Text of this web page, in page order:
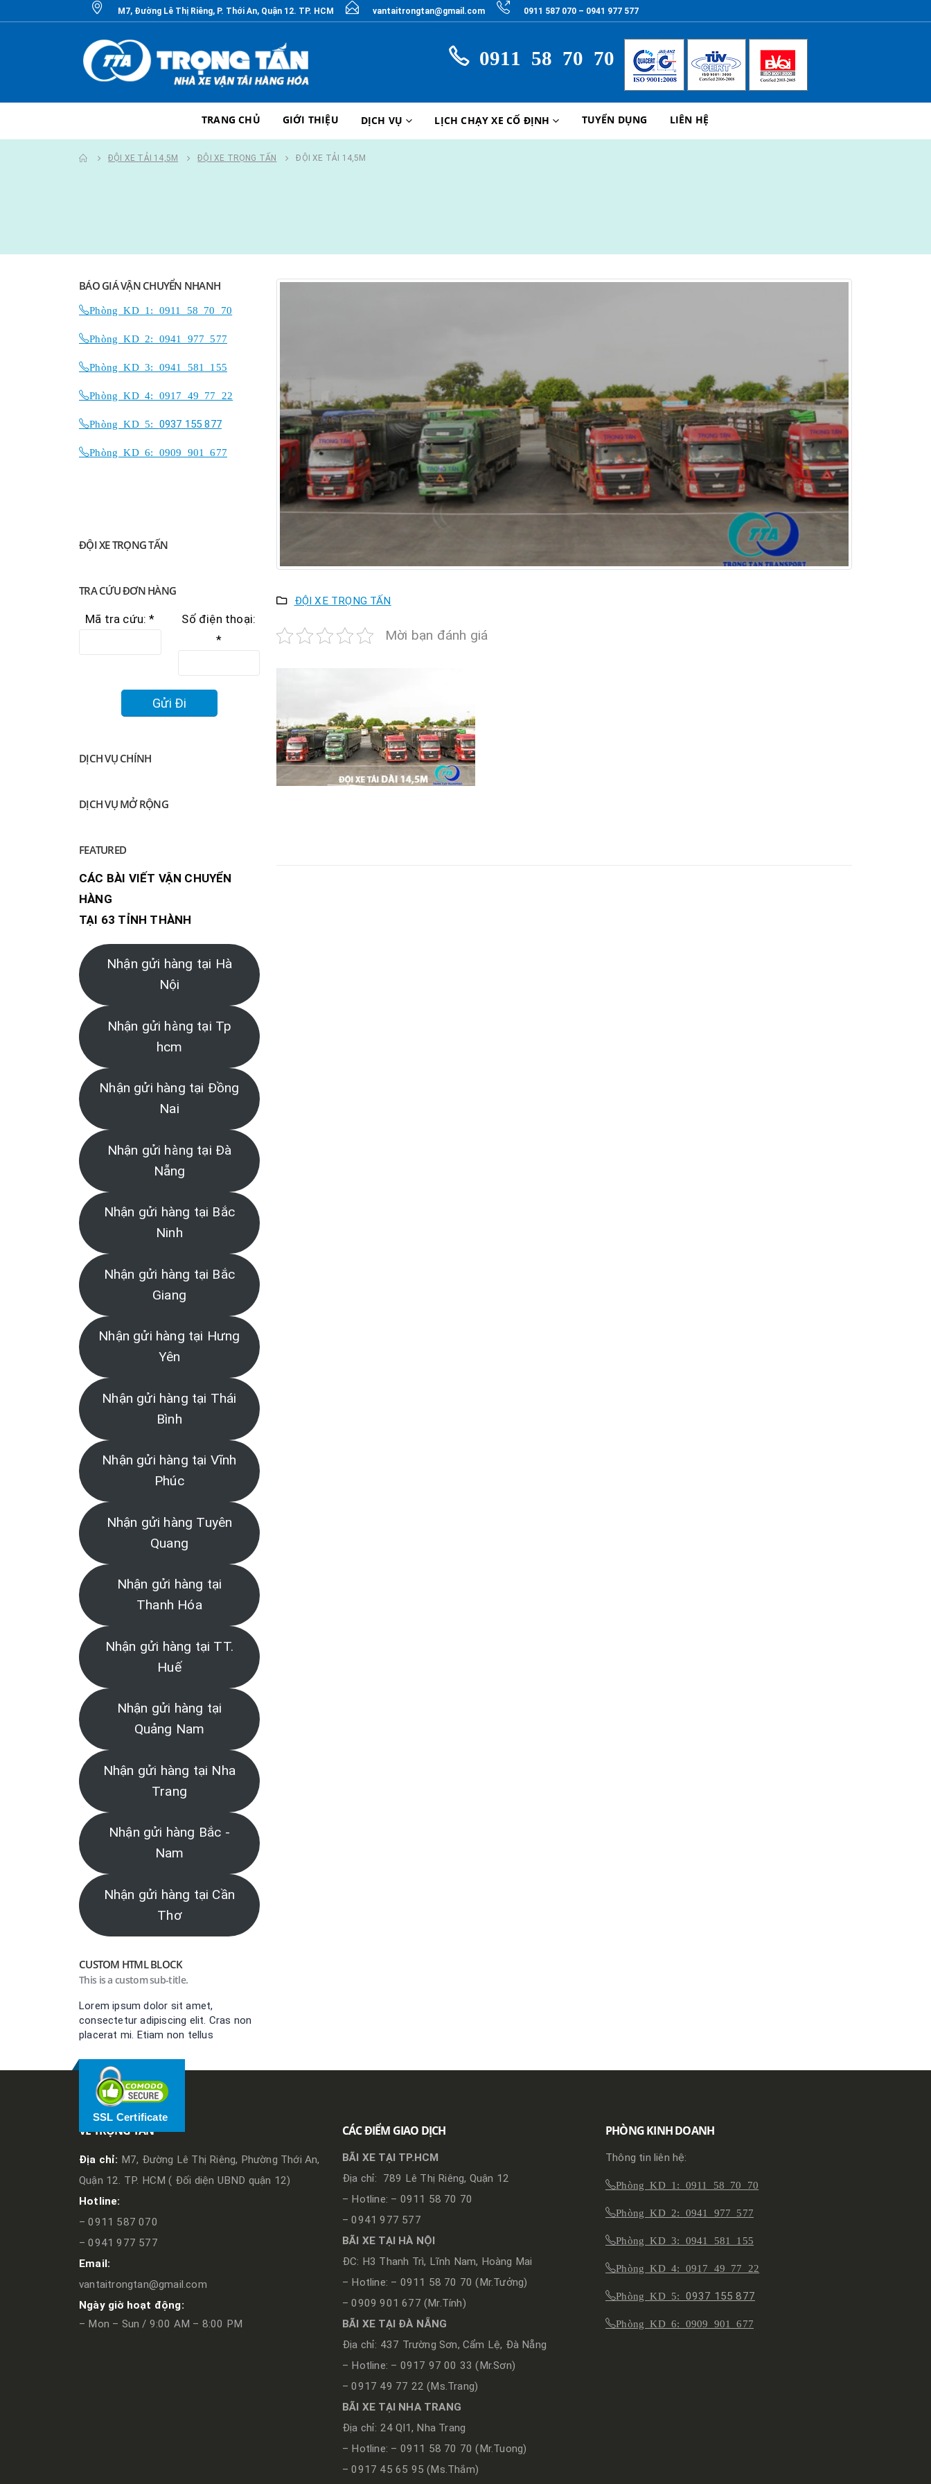
M7, Đường Lê Thị Riêng, P. Thới An, Quận 12. TP. HCM vantaitrongtan@gmail.com 0911 587 070 – 0941 977 577
0911 58 70 70
TRANG CHỦ GIỚI THIỆU DỊCH VỤ LỊCH CHẠY XE CỐ ĐỊNH TUYỂN DỤNG LIÊN HỆ
ĐỘI XE TẢI 14,5M ĐỘI XE TRỌNG TẤN ĐỘI XE TẢI 14,5M
ĐỘI XE TRỌNG TẤN
Mời bạn đánh giá
BÁO GIÁ VẬN CHUYỂN NHANH
Phòng KD 1: 0911 58 70 70
Phòng KD 2: 0941 977 577
Phòng KD 3: 0941 581 155
Phòng KD 4: 0917 49 77 22
Phòng KD 5: 0937 155 877
Phòng KD 6: 0909 901 677
ĐỘI XE TRỌNG TẤN
TRA CỨU ĐƠN HÀNG
Mã tra cứu: *
Số điện thoại:
*
DỊCH VỤ CHÍNH
DỊCH VỤ MỞ RỘNG
FEATURED
CÁC BÀI VIẾT VẬN CHUYỂN
HÀNG
TẠI 63 TỈNH THÀNH
Nhận gửi hàng tại Hà
Nội
Nhận gửi hàng tại Tp
hcm
Nhận gửi hàng tại Đồng
Nai
Nhận gửi hàng tại Đà
Nẵng
Nhận gửi hàng tại Bắc
Ninh
Nhận gửi hàng tại Bắc
Giang
Nhận gửi hàng tại Hưng
Yên
Nhận gửi hàng tại Thái
Bình
Nhận gửi hàng tại Vĩnh
Phúc
Nhận gửi hàng Tuyên
Quang
Nhận gửi hàng tại
Thanh Hóa
Nhận gửi hàng tại TT.
Huế
Nhận gửi hàng tại
Quảng Nam
Nhận gửi hàng tại Nha
Trang
Nhận gửi hàng Bắc -
Nam
Nhận gửi hàng tại Cần
Thơ
CUSTOM HTML BLOCK
This is a custom sub-title.
Lorem ipsum dolor sit amet,
consectetur adipiscing elit. Cras non
placerat mi. Etiam non tellus
SSL Certificate
VỀ TRỌNG TẤN
Địa chỉ: M7, Đường Lê Thị Riêng, Phường Thới An,
Quận 12. TP. HCM ( Đối diện UBND quận 12)
Hotline:
– 0911 587 070
– 0941 977 577
Email:
vantaitrongtan@gmail.com
Ngày giờ hoạt động:
– Mon – Sun / 9:00 AM – 8:00 PM
CÁC ĐIỂM GIAO DỊCH
BÃI XE TẠI TP.HCM
Địa chỉ: 789 Lê Thị Riêng, Quận 12
– Hotline: – 0911 58 70 70
– 0941 977 577
BÃI XE TẠI HÀ NỘI
ĐC: H3 Thanh Trì, Lĩnh Nam, Hoàng Mai
– Hotline: – 0911 58 70 70 (Mr.Tưởng)
– 0909 901 677 (Mr.Tính)
BÃI XE TẠI ĐÀ NẴNG
Địa chỉ: 437 Trường Sơn, Cẩm Lệ, Đà Nẵng
– Hotline: – 0917 97 00 33 (Mr.Sơn)
– 0917 49 77 22 (Ms.Trang)
BÃI XE TẠI NHA TRANG
Địa chỉ: 24 Ql1, Nha Trang
– Hotline: – 0911 58 70 70 (Mr.Tuong)
– 0917 45 65 95 (Ms.Thắm)
PHÒNG KINH DOANH
Thông tin liên hệ:
Phòng KD 1: 0911 58 70 70
Phòng KD 2: 0941 977 577
Phòng KD 3: 0941 581 155
Phòng KD 4: 0917 49 77 22
Phòng KD 5: 0937 155 877
Phòng KD 6: 0909 901 677